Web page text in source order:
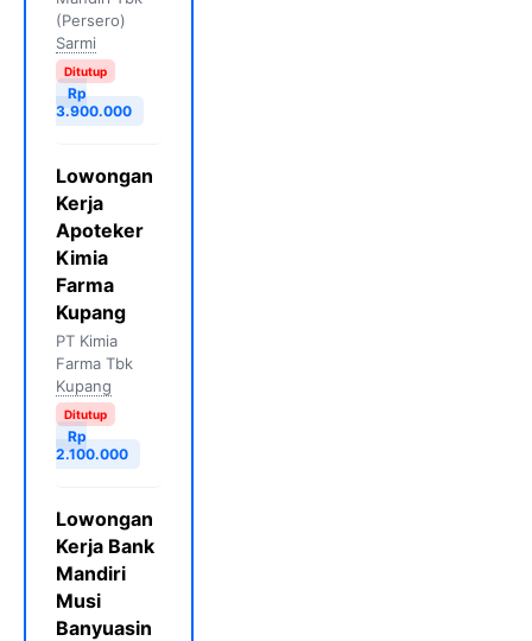
(Persero)
Sarmi
Ditutup
Rp
3.900.000
Lowongan
Kerja
Apoteker
Kimia
Farma
Kupang
PT Kimia
Farma Tbk
Kupang
Ditutup
Rp
2.100.000
Lowongan
Kerja Bank
Mandiri
Musi
Banyuasin